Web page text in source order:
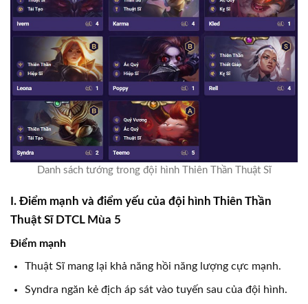
Danh sách tướng trong đội hình Thiên Thần Thuật Sĩ
I. Điểm mạnh và điểm yếu của đội hình Thiên Thần
Thuật Sĩ DTCL Mùa 5
Điểm mạnh
Thuật Sĩ mang lại khả năng hồi năng lượng cực mạnh.
Syndra ngăn kẻ địch áp sát vào tuyến sau của đội hình.